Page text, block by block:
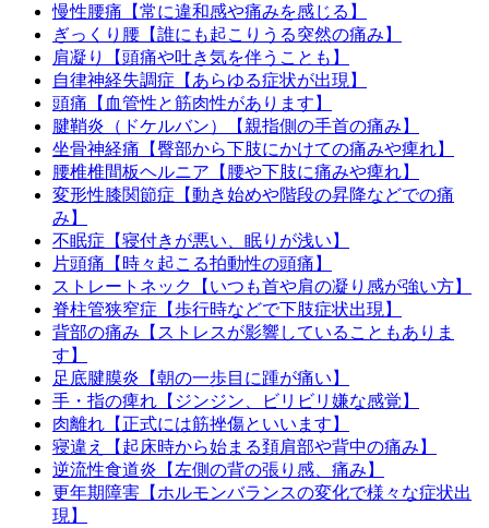
慢性腰痛【常に違和感や痛みを感じる】
ぎっくり腰【誰にも起こりうる突然の痛み】
肩凝り【頭痛や吐き気を伴うことも】
自律神経失調症【あらゆる症状が出現】
頭痛【血管性と筋肉性があります】
腱鞘炎（ドケルバン）【親指側の手首の痛み】
坐骨神経痛【臀部から下肢にかけての痛みや痺れ】
腰椎椎間板ヘルニア【腰や下肢に痛みや痺れ】
変形性膝関節症【動き始めや階段の昇降などでの痛
み】
不眠症【寝付きが悪い、眠りが浅い】
片頭痛【時々起こる拍動性の頭痛】
ストレートネック【いつも首や肩の凝り感が強い方】
脊柱管狭窄症【歩行時などで下肢症状出現】
背部の痛み【ストレスが影響していることもありま
す】
足底腱膜炎【朝の一歩目に踵が痛い】
手・指の痺れ【ジンジン、ビリビリ嫌な感覚】
肉離れ【正式には筋挫傷といいます】
寝違え【起床時から始まる頚肩部や背中の痛み】
逆流性食道炎【左側の背の張り感、痛み】
更年期障害【ホルモンバランスの変化で様々な症状出
現】